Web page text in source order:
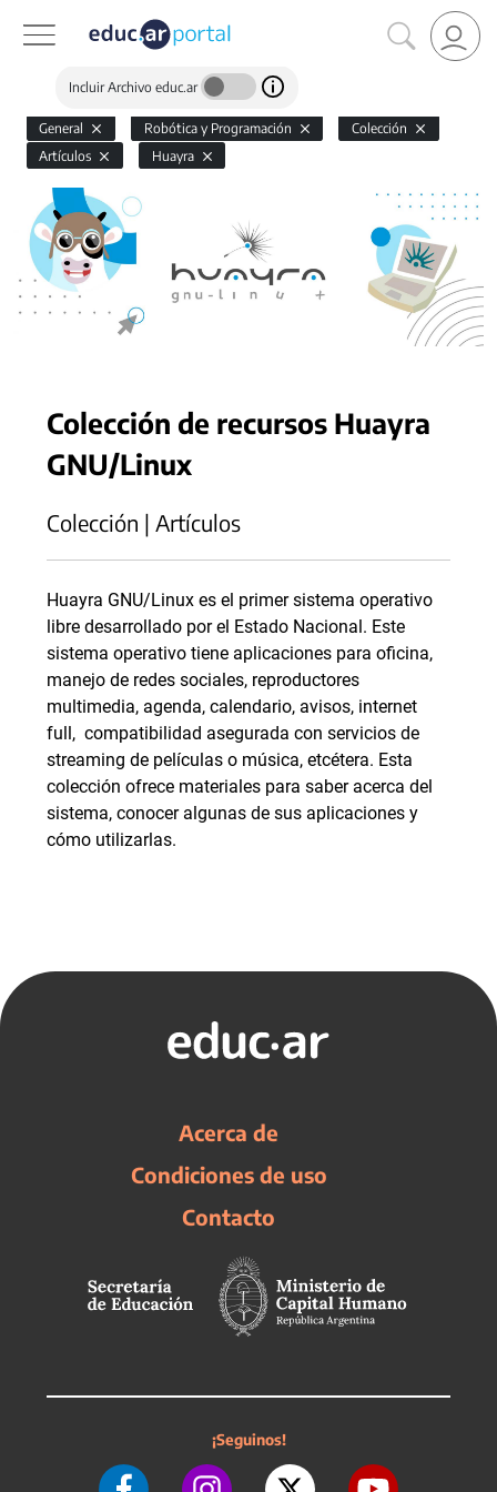
Incluir Archivo educ.ar
General Robótica y Programación
Colección
Artículos
Huayra
Colección de recursos Huayra
GNU/Linux
Colección | Artículos
Huayra GNU/Linux es el primer sistema operativo
libre desarrollado por el Estado Nacional. Este
sistema operativo tiene aplicaciones para oficina,
manejo de redes sociales, reproductores
multimedia, agenda, calendario, avisos, internet
full, compatibilidad asegurada con servicios de
streaming de películas o música, etcétera. Esta
colección ofrece materiales para saber acerca del
sistema, conocer algunas de sus aplicaciones y
cómo utilizarlas.
Acerca de
Condiciones de uso
Contacto
¡Seguinos!